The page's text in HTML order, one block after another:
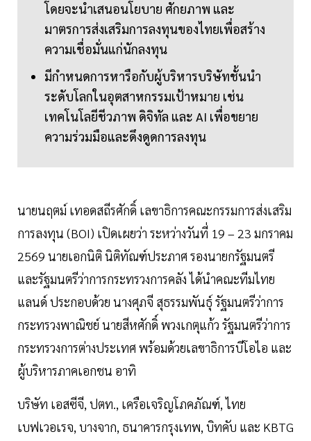
โดยจะนำเสนอนโยบาย ศักยภาพ และ
มาตรการส่งเสริมการลงทุนของไทยเพื่อสร้าง
ความเชื่อมั่นแก่นักลงทุน
มีกำหนดการหารือกับผู้บริหารบริษัทชั้นนำ
ระดับโลกในอุตสาหกรรมเป้าหมาย เช่น
เทคโนโลยีชีวภาพ ดิจิทัล และ AI เพื่อขยาย
ความร่วมมือและดึงดูดการลงทุน
นายนฤตม์ เทอดสถีรศักดิ์ เลขาธิการคณะกรรมการส่งเสริม
การลงทุน (BOI) เปิดเผยว่า ระหว่างวันที่ 19 – 23 มกราคม
2569 นายเอกนิติ นิติทัณฑ์ประภาศ รองนายกรัฐมนตรี
และรัฐมนตรีว่าการกระทรวงการคลัง ได้นำคณะทีมไทย
แลนด์ ประกอบด้วย นางศุภจี สุธรรมพันธุ์ รัฐมนตรีว่าการ
กระทรวงพาณิชย์ นายสีหศักดิ์ พวงเกตุแก้ว รัฐมนตรีว่าการ
กระทรวงการต่างประเทศ พร้อมด้วยเลขาธิการบีโอไอ และ
ผู้บริหารภาคเอกชน อาทิ
บริษัท เอสซีจี, ปตท., เครือเจริญโภคภัณฑ์, ไทย
เบฟเวอเรจ, บางจาก, ธนาคารกรุงเทพ, บิทคับ และ KBTG